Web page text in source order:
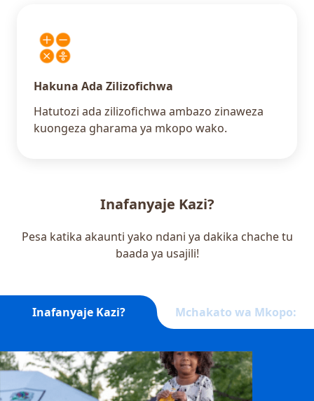
Hakuna Ada Zilizofichwa
Hatutozi ada zilizofichwa ambazo zinaweza
kuongeza gharama ya mkopo wako.
Inafanyaje Kazi?
Pesa katika akaunti yako ndani ya dakika chache tu
baada ya usajili!
Inafanyaje Kazi? Mchakato wa Mkopo: